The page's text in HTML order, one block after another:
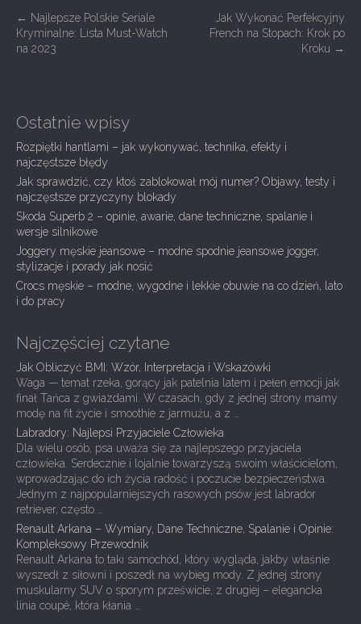
P
o
n
a
v
i
g
a
t
i
o
← Najlepsze Polskie Seriale
Kryminalne: Lista Must-Watch
na 2023
Jak Wykonać Perfekcyjny
French na Stopach: Krok po
Kroku →
Ostatnie wpisy
Rozpiętki hantlami – jak wykonywać, technika, efekty i
najczęstsze błędy
Jak sprawdzić, czy ktoś zablokował mój numer? Objawy, testy i
najczęstsze przyczyny blokady
Skoda Superb 2 – opinie, awarie, dane techniczne, spalanie i
wersje silnikowe
Joggery męskie jeansowe – modne spodnie jeansowe jogger,
stylizacje i porady jak nosić
Crocs męskie – modne, wygodne i lekkie obuwie na co dzień, lato
i do pracy
Najczęściej czytane
Jak Obliczyć BMI: Wzór, Interpretacja i Wskazówki
Waga — temat rzeka, gorący jak patelnia latem i pełen emocji jak
finał Tańca z gwiazdami. W czasach, gdy z jednej strony mamy
modę na fit życie i smoothie z jarmużu, a z …
Labradory: Najlepsi Przyjaciele Człowieka
Dla wielu osób, psa uważa się za najlepszego przyjaciela
człowieka. Serdecznie i lojalnie towarzyszą swoim właścicielom,
wprowadzając do ich życia radość i poczucie bezpieczeństwa.
Jednym z najpopularniejszych rasowych psów jest labrador
retriever, często …
Renault Arkana – Wymiary, Dane Techniczne, Spalanie i Opinie:
Kompleksowy Przewodnik
Renault Arkana to taki samochód, który wygląda, jakby właśnie
wyszedł z siłowni i poszedł na wybieg mody. Z jednej strony
muskularny SUV o sporym prześwicie, z drugiej – elegancka
linia coupé, która kłania …